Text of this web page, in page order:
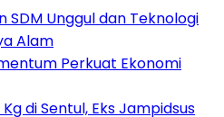
SDM Unggul dan Teknologi
Alam
Perkuat Ekonomi
di Sentul, Eks Jampidsus